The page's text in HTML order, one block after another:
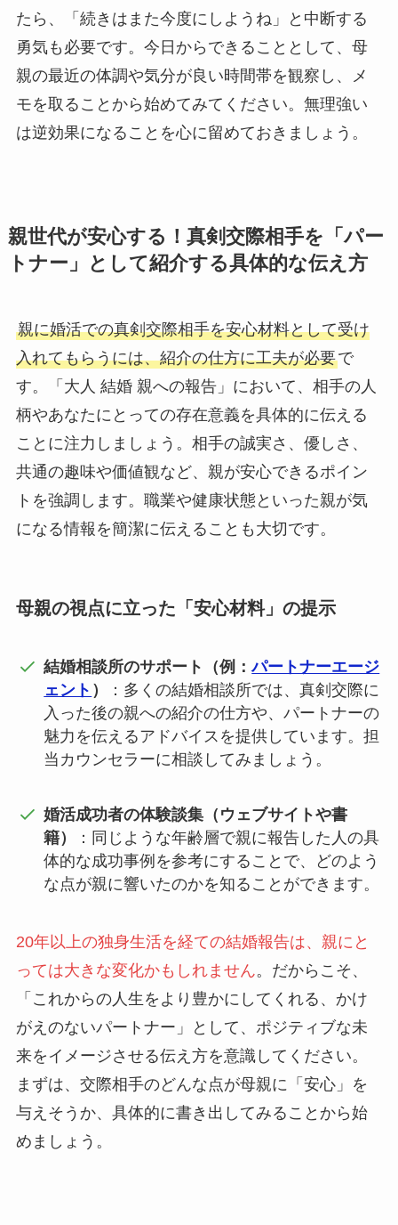
たら、「続きはまた今度にしようね」と中断する
勇気も必要です。今日からできることとして、母
親の最近の体調や気分が良い時間帯を観察し、メ
モを取ることから始めてみてください。無理強い
は逆効果になることを心に留めておきましょう。
親世代が安心する！真剣交際相手を「パー
トナー」として紹介する具体的な伝え方
親に婚活での真剣交際相手を安心材料として受け
入れてもらうには、紹介の仕方に工夫が必要で
す。「大人 結婚 親への報告」において、相手の人
柄やあなたにとっての存在意義を具体的に伝える
ことに注力しましょう。相手の誠実さ、優しさ、
共通の趣味や価値観など、親が安心できるポイン
トを強調します。職業や健康状態といった親が気
になる情報を簡潔に伝えることも大切です。
母親の視点に立った「安心材料」の提示
結婚相談所のサポート（例：パートナーエージ
ェント ）
：多くの結婚相談所では、真剣交際に
入った後の親への紹介の仕方や、パートナーの
魅力を伝えるアドバイスを提供しています。担
当カウンセラーに相談してみましょう。
婚活成功者の体験談集（ウェブサイトや書
籍）
：同じような年齢層で親に報告した人の具
体的な成功事例を参考にすることで、どのよう
な点が親に響いたのかを知ることができます。
20年以上の独身生活を経ての結婚報告は、親にと
っては大きな変化かもしれません。だからこそ、
「これからの人生をより豊かにしてくれる、かけ
がえのないパートナー」として、ポジティブな未
来をイメージさせる伝え方を意識してください。
まずは、交際相手のどんな点が母親に「安心」を
与えそうか、具体的に書き出してみることから始
めましょう。